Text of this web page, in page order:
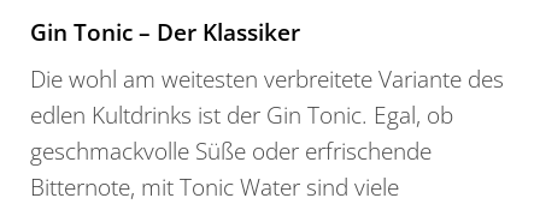
Gin Tonic – Der Klassiker
Die wohl am weitesten verbreitete Variante des
edlen Kultdrinks ist der Gin Tonic. Egal, ob
geschmackvolle Süße oder erfrischende
Bitternote, mit Tonic Water sind viele